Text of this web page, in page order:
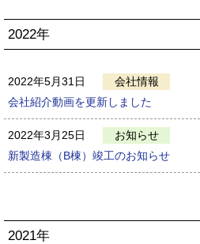
2022年
2022年5月31日
会社情報
会社紹介動画を更新しました
2022年3月25日
お知らせ
新製造棟（B棟）竣工のお知らせ
2021年